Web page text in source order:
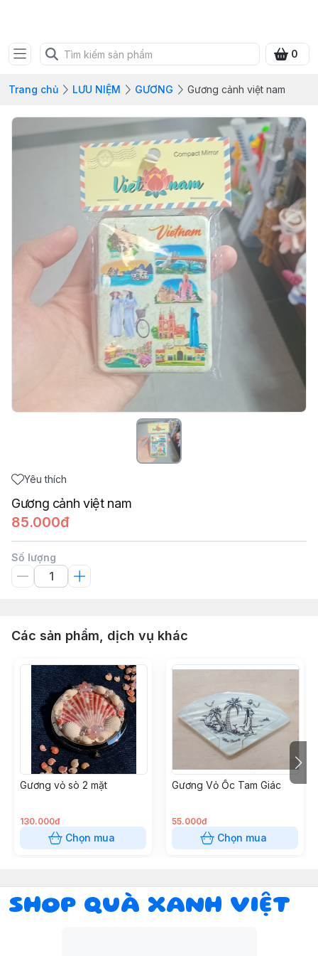
0
Trang chủ LƯU NIỆM GƯƠNG Gương cảnh việt nam
Yêu thích
Gương cảnh việt nam
85.000đ
Số lượng
Các sản phẩm, dịch vụ khác
Gương vỏ sò 2 mặt
130.000đ
Chọn mua
Gương Vỏ Ốc Tam Giác
55.000đ
Chọn mua
SHOP QUÀ XANH VIỆT